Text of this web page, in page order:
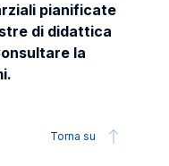
pianificate
di didattica
la
Torna su